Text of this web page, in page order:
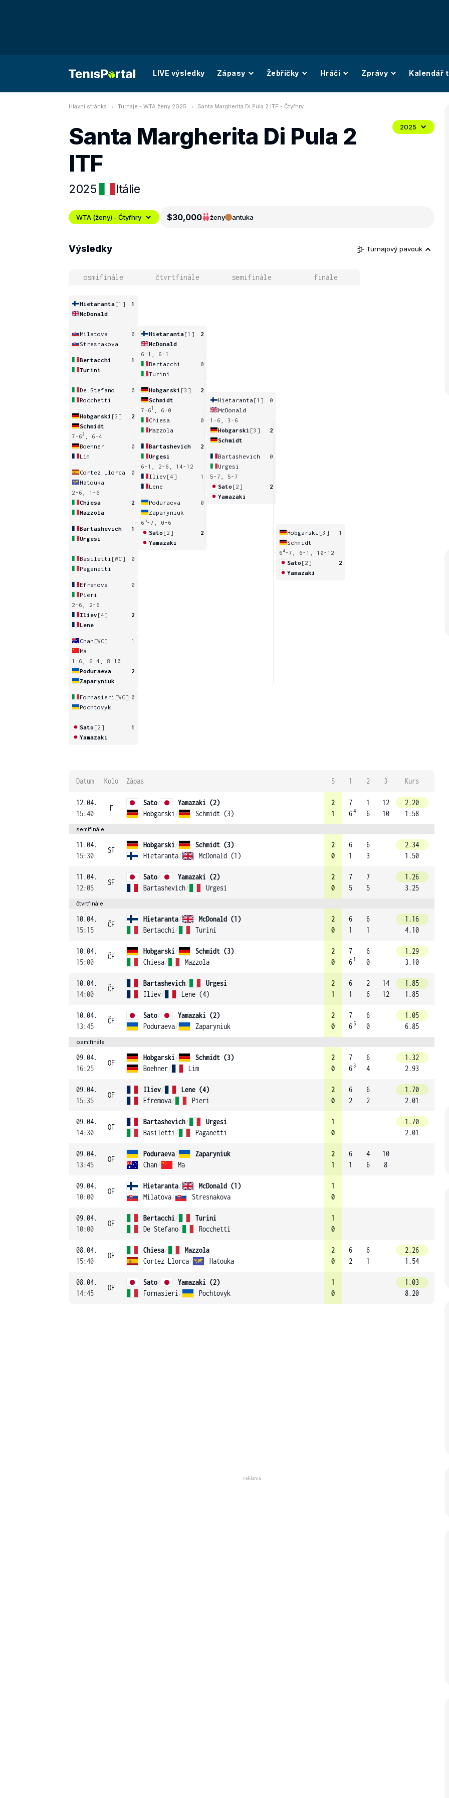
LIVE výsledky Zápasy Žebříčky Hráči Zprávy Kalendář
Hlavní stránka Turnaje - WTA ženy 2025 Santa Margherita Di Pula 2 ITF - Čtyřhry
Santa Margherita Di Pula 2
ITF
2025 Itálie
2025
WTA (ženy) - Čtyřhry $30,000 ženy antuka
Výsledky Turnajový pavouk
osmifinále čtvrtfinále semifinále finále
Hietaranta[1]
1
McDonald
Milatova
0
Stresnakova
Bertacchi
1
Turini
De Stefano
0
Rocchetti
Hobgarski [3]
2
Schmidt
7-63
, 6-4
Boehner
0
Lim
Cortez Llorca
0
Hatouka
2-6, 1-6
Chiesa
2
Mazzola
Bartashevich
1
Urgesi
Basiletti [WC]
0
Paganetti
Efremova
0
Pieri
2-6, 2-6
Iliev [4]
2
Lene
Chan [WC]
1
Ma
1-6, 6-4, 8-10
Poduraeva
2
Zaparyniuk
Fornasieri [WC] 0
Pochtovyk
Sato [2]
1
Yamazaki
Hietaranta[1]
2
McDonald
6-1, 6-1
Bertacchi
0
Turini
Hobgarski [3]
2
Schmidt
7-6 1
, 6-0
Chiesa
0
Mazzola
Bartashevich
2
Urgesi
6-1, 2-6, 14-12
Iliev [4]
1
Lene
Poduraeva
0
Zaparyniuk
6 5-7, 0-6
Sato [2]
2
Yamazaki
Hietaranta [1]
0
McDonald
1-6, 3-6
Hobgarski [3]
2
Schmidt
Bartashevich
0
Urgesi
5-7, 5-7
Sato [2]
2
Yamazaki
Hobgarski [3]
1
Schmidt
64-7, 6-1, 10-12
Sato [2]
2
Yamazaki
Datum Kolo Zápas S 1 2 3 Kurs
12.04.
15:40
F
Sato/
Yamazaki (2)
Hobgarski / Schmidt (3)
2
1
7
64
1
6
12
10
2.20
1.58
semifinále
11.04.
15:30
SF
Hobgarski/
Schmidt (3)
Hietaranta/ McDonald (1)
2
0
6
1
6
3
2.34
1.50
11.04.
12:05
SF
Sato/
Yamazaki (2)
Bartashevich/ Urgesi
2
0
7
5
7
5
1.26
3.25
čtvrtfinále
10.04.
15:15
ČF
Hietaranta/
McDonald (1)
Bertacchi / Turini
2
0
6
1
6
1
1.16
4.10
10.04.
15:00
ČF
Hobgarski/
Schmidt (3)
Chiesa/ Mazzola
2
0
7
6 1
6
0
1.29
3.10
10.04.
14:00
ČF
Bartashevich/
Urgesi
Iliev/ Lene (4)
2
1
6
1
2
6
14
12
1.85
1.85
10.04.
13:45
ČF
Sato/
Yamazaki (2)
Poduraeva/ Zaparyniuk
2
0
7
6 5
6
0
1.05
6.85
osmifinále
09.04.
16:25
OF
Hobgarski/
Schmidt (3)
Boehner/ Lim
2
0
7
6 3
6
4
1.32
2.93
09.04.
15:35
OF
Iliev/
Lene (4)
Efremova/ Pieri
2
0
6
2
6
2
1.70
2.01
09.04.
14:30
OF
Bartashevich/
Urgesi
Basiletti / Paganetti
1
0
1.70
2.01
09.04.
13:45
OF
Poduraeva/
Zaparyniuk
Chan/ Ma
2
1
6
1
4
6
10
8
09.04.
10:00
OF
Hietaranta/
McDonald (1)
Milatova/ Stresnakova
1
0
09.04.
10:00
OF
Bertacchi/
Turini
De Stefano/ Rocchetti
1
0
08.04.
15:40
OF
Chiesa/
Mazzola
Cortez Llorca/ Hatouka
2
0
6
2
6
1
2.26
1.54
08.04.
14:45
OF
Sato/
Yamazaki (2)
Fornasieri / Pochtovyk
1
0
1.03
8.20